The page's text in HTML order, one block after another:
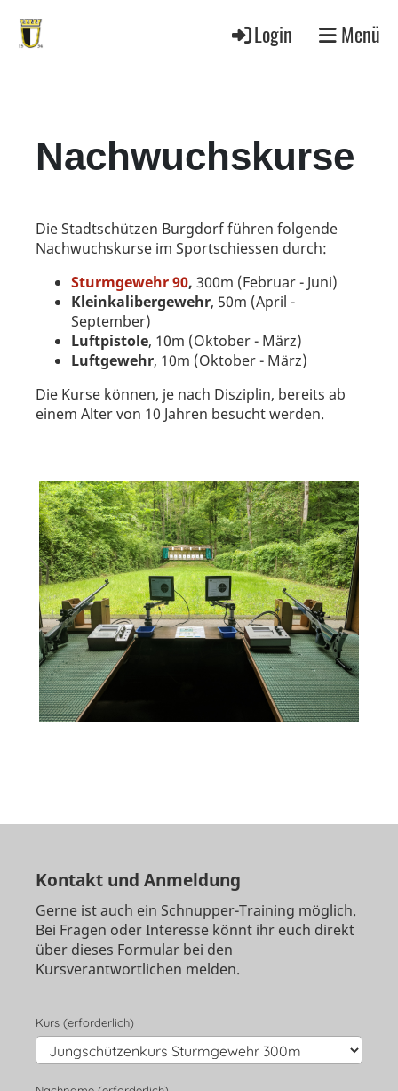
Login Menü
Nachwuchskurse
Die Stadtschützen Burgdorf führen folgende
Nachwuchskurse im Sportschiessen durch:
Sturmgewehr 90, 300m (Februar - Juni)
Kleinkalibergewehr, 50m (April -
September)
Luftpistole, 10m (Oktober - März)
Luftgewehr, 10m (Oktober - März)
Die Kurse können, je nach Disziplin, bereits ab
einem Alter von 10 Jahren besucht werden.
Kontakt und Anmeldung
Gerne ist auch ein Schnupper-Training möglich.
Bei Fragen oder Interesse könnt ihr euch direkt
über dieses Formular bei den
Kursverantwortlichen melden.
Kurs (erforderlich)